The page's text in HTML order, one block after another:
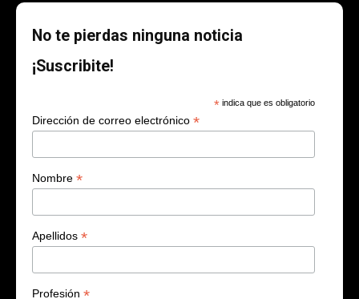
No te pierdas ninguna noticia
¡Suscribite!
* indica que es obligatorio
Dirección de correo electrónico *
Nombre *
Apellidos *
Profesión